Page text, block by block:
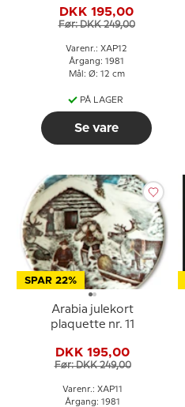
DKK 195,00
Før: DKK 249,00
Varenr.: XAP12
Årgang: 1981
Mål: Ø: 12 cm
PÅ LAGER
Se vare
SPAR 22%
Arabia julekort
plaquette nr. 11
DKK 195,00
Før: DKK 249,00
Varenr.: XAP11
Årgang: 1981